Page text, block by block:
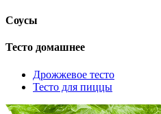
Соусы
Тесто домашнее
Дрожжевое тесто
Тесто для пиццы